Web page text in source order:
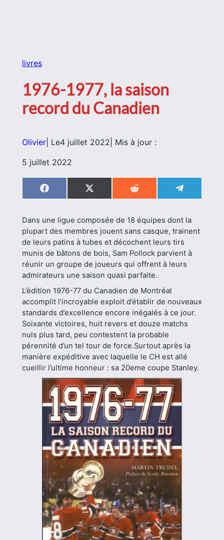
livres
1976-1977, la saison
record du Canadien
Olivier| Le4 juillet 2022 | Mis à jour :
5 juillet 2022
Share
on
Share
on
Share
on
Share
on
Dans une ligue composée de 18 équipes dont la
plupart des membres jouent sans casque, trainent
de leurs patins à tubes et décochent leurs tirs
munis de bâtons de bois, Sam Pollock parvient à
réunir un groupe de joueurs qui offrent à leurs
admirateurs une saison quasi parfaite.
L’édition 1976-77 du Canadien de Montréal
accomplit l’incroyable exploit d’établir de nouveaux
standards d’excellence encore inégalés à ce jour.
Soixante victoires, huit revers et douze matchs
nuls plus tard, peu contestent la probable
pérennité d’un tel tour de force.Surtout après la
manière expéditive avec laquelle le CH est allé
cueillir l’ultime honneur : sa 20eme coupe Stanley.